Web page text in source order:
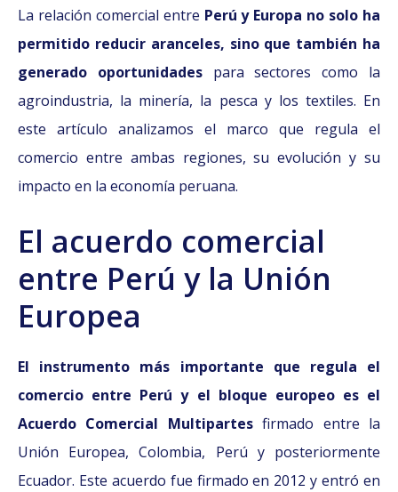
La relación comercial entre Perú y Europa no solo ha
permitido reducir aranceles, sino que también ha
generado oportunidadespara sectores como la
agroindustria, la minería, la pesca y los textiles. En
este artículo analizamos el marco que regula el
comercio entre ambas regiones, su evolución y su
impacto en la economía peruana.
El acuerdo comercial
entre Perú y la Unión
Europea
El instrumento más importante que regula el
comercio entre Perú y el bloque europeo es el
Acuerdo Comercial Multipartesfirmado entre la
Unión Europea, Colombia, Perú y posteriormente
Ecuador. Este acuerdo fue firmado en 2012 y entró en